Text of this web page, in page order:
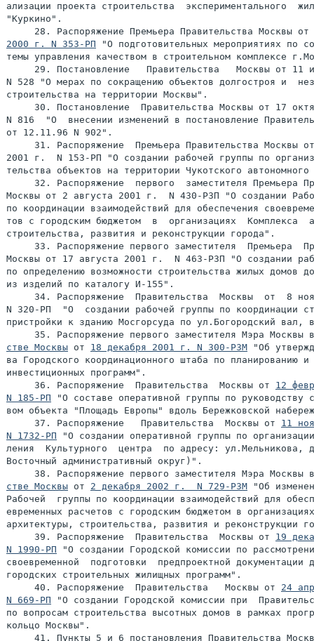
ализации проекта строительства  экспериментального
"Куркино".
28. Распоряжение Премьера Правительства Москвы
2000 г. N 353-РП "О подготовительных мероприятиях по
темы управления качеством в строительном комплексе
29. Постановление   Правительства   Москвы от 11
N 528 "О мерах по сокращению объектов долгостроя и
строительства на территории Москвы".
30. Постановление  Правительства Москвы от 17
N 816  "О  внесении изменений в постановление
от 12.11.96 N 902".
31. Распоряжение  Премьера Правительства Москвы
2001 г.  N 153-РП "О создании рабочей группы по
тельства объектов на территории Чукотского
32. Распоряжение  первого  заместителя Премьера
Москвы от 2 августа 2001 г.  N 430-РЗП "О создании
по координации взаимодействий для обеспечения
тов с городским бюджетом  в  организациях  Комплекса
строительства, развития и реконструкции города".
33. Распоряжение первого заместителя  Премьера
Москвы от 17 августа 2001 г.  N 463-РЗП "О создании
по определению возможности строительства жилых домов
из изделий по каталогу И-155".
34. Распоряжение  Правительства  Москвы  от  8
N 320-РП  "О  создании рабочей группы по координации
пристройки к зданию Мосгорсуда по ул.Богородский вал,
35. Распоряжение первого заместителя Мэра Москвы
стве Москвы от 18 декабря 2001 г. N 300-РЗМ "Об
ва Городского координационного штаба по планированию и
инвестиционных программ".
     36. Распоряжение  Правительства  Москвы от
12
N 185-РП "О составе оперативной группы по руководству
вом объекта "Площадь Европы" вдоль Бережковской
     37. Распоряжение   Правительства  Москвы от
11
N 1732-РП "О создании оперативной группы по
ления  Культурного  центра  по адресу:
Восточный административный округ)".
38. Распоряжение первого заместителя Мэра Москвы
стве Москвы от 2 декабря 2002 г.  N 729-РЗМ "Об
Рабочей  группы по координации взаимодействий для
евременных расчетов с городским бюджетом в
архитектуры, строительства, развития и реконструкции
     39. Распоряжение  Правительства  Москвы от
19
N 1990-РП "О создании Городской комиссии по
своевременной  подготовки  предпроектной документации
городских строительных жилищных программ".
     40. Распоряжение  Правительства   Москвы от
24
N 669-РП "О создании Городской комиссии при
по вопросам строительства высотных домов в рамках
кольцо Москвы".
41. Пункты 5 и 6 постановления Правительства